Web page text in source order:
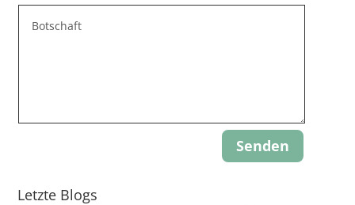
Senden
Letzte Blogs